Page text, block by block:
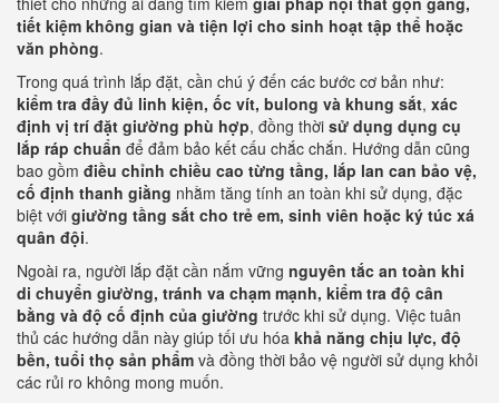
tiết kiệm không gian và tiện lợi cho sinh hoạt tập thể hoặc
văn phòng.
Trong quá trình lắp đặt, cần chú ý đến các bước cơ bản như:
kiểm tra đầy đủ linh kiện, ốc vít, bulong và khung sắt, xác
định vị trí đặt giường phù hợp, đồng thời sử dụng dụng cụ
lắp ráp chuẩn để đảm bảo kết cấu chắc chắn. Hướng dẫn cũng
bao gồm điều chỉnh chiều cao từng tầng, lắp lan can bảo vệ,
cố định thanh giằng nhằm tăng tính an toàn khi sử dụng, đặc
biệt với giường tầng sắt cho trẻ em, sinh viên hoặc ký túc xá
quân đội.
Ngoài ra, người lắp đặt cần nắm vững nguyên tắc an toàn khi
di chuyển giường, tránh va chạm mạnh, kiểm tra độ cân
bằng và độ cố định của giường trước khi sử dụng. Việc tuân
thủ các hướng dẫn này giúp tối ưu hóa khả năng chịu lực, độ
bền, tuổi thọ sản phẩm và đồng thời bảo vệ người sử dụng khỏi
các rủi ro không mong muốn.